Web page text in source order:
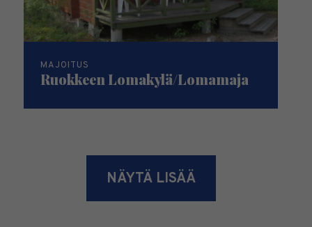
MAJOITUS
Ruokkeen Lomakylä/Lomamaja
NÄYTÄ LISÄÄ